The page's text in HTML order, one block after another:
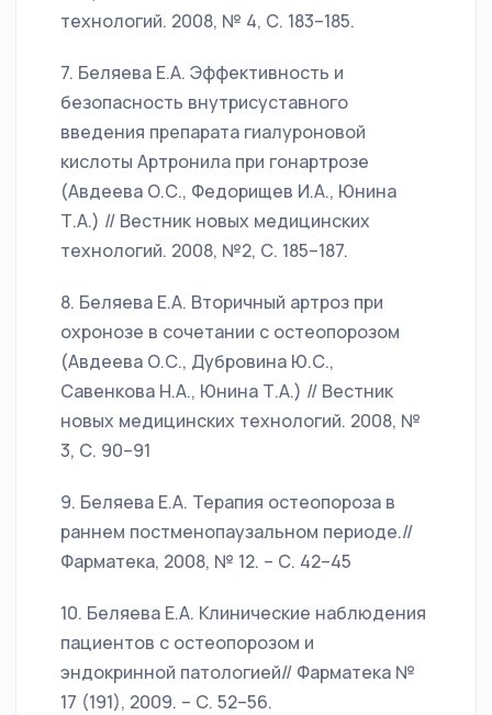
технологий. 2008, № 4, С. 183–185.
7. Беляева Е.А. Эффективность и
безопасность внутрисуставного
введения препарата гиалуроновой
кислоты Артронила при гонартрозе
(Авдеева О.С., Федорищев И.А., Юнина
Т.А.) // Вестник новых медицинских
технологий. 2008, №2, С. 185–187.
8. Беляева Е.А. Вторичный артроз при
охронозе в сочетании с остеопорозом
(Авдеева О.С., Дубровина Ю.С.,
Савенкова Н.А., Юнина Т.А.) // Вестник
новых медицинских технологий. 2008, №
3, С. 90–91
9. Беляева Е.А. Терапия остеопороза в
раннем постменопаузальном периоде.//
Фарматека, 2008, № 12. – С. 42–45
10. Беляева Е.А. Клинические наблюдения
пациентов с остеопорозом и
эндокринной патологией// Фарматека №
17 (191), 2009. – С. 52–56.